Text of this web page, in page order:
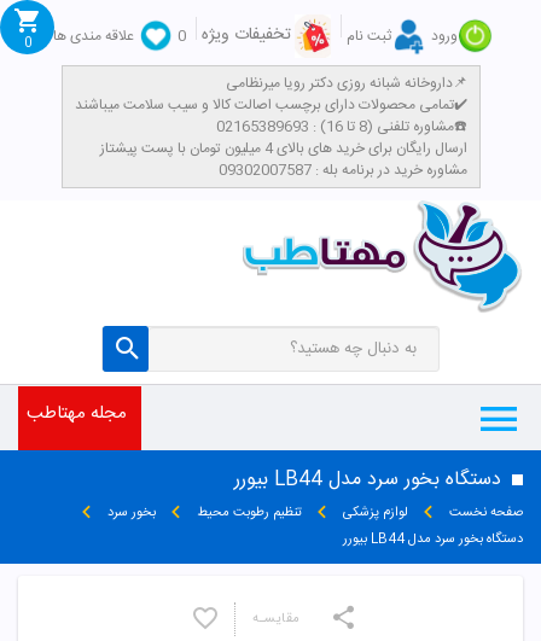
ورود ثبت نام تخفیفات ویژه 0
علاقه مندی ها
داروخانه شبانه روزی دکتر رویا میرنظامی📌
تمامی محصولات دارای برچسب اصالت کالا و سیب سلامت میباشند✔️
مشاوره تلفنی (8 تا 16) : 02165389693☎️
​ارسال رایگان برای خرید های بالای 4 میلیون تومان با پست پیشتاز
مشاوره خرید در برنامه بله : 09302007587
0
مجله مهتاطب
دستگاه بخور سرد مدل LB44 بیورر
صفحه نخست لوازم پزشکی تنظیم رطوبت محیط
بخور سرد
دستگاه بخور سرد مدل LB44 بیورر
مقایسـه